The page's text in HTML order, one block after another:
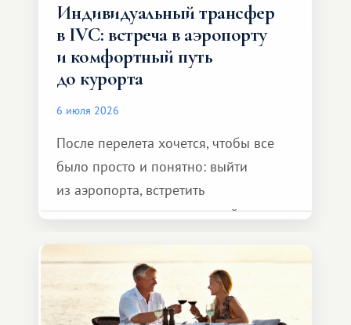
Индивидуальный трансфер
в IVC: встреча в аэропорту
и комфортный путь
до курорта
6 июля 2026
После перелета хочется, чтобы все
было просто и понятно: выйти
из аэропорта, встретить
представителя транспортной
и спокойно доехать до курорта.